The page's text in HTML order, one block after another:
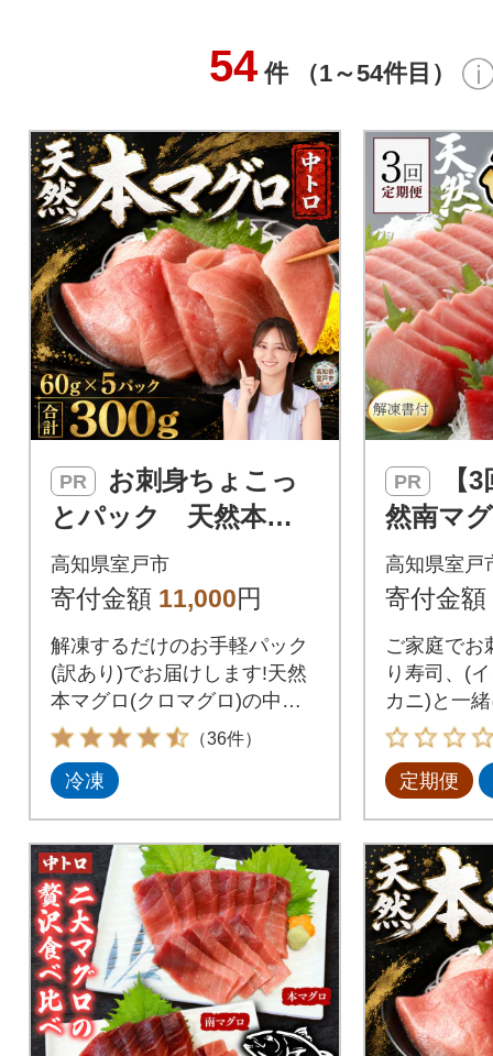
54 件 （1～54件目）
PR
とパック 天然本ま
ぐろ中トロ5パック
【水産事業者支援・規
高知県室戸市
寄付金額 11,000円
解凍するだけのお手軽パック
(訳あり)でお届けします!天然
本マグロ(クロマグロ)の中ト
ロをお刺身(さしみ)や海鮮丼
(マグロ丼)漬け丼でお楽しみ
ください。また、おススメは
ラ、ウニ、ホタテ、カニ、イ
カなど)と海鮮丼にしてお召し
上がりください。惣菜 おかず
小分け 小袋 簡単 お手軽 黒マ
グロ 天然 魚 切り落とし 魚介
類 おすすめ 人気 冷凍 料理 13
000円
（36件）
冷凍
PR
然南マ
ロ 2柵
鮮 魚介
高知県室戸
寄付金額
ご家庭でお
り寿司、(
カニ)と一
召し上がり
定期便